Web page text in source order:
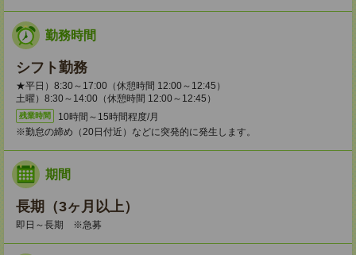
勤務時間
シフト勤務
★平日）8:30～17:00（休憩時間 12:00～12:45）
土曜）8:30～14:00（休憩時間 12:00～12:45）
残業時間
10時間～15時間程度/月
※勤怠の締め（20日付近）などに突発的に発生します。
期間
長期（3ヶ月以上）
即日～長期 ※急募